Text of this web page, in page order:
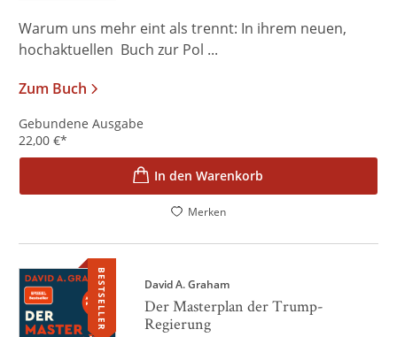
Warum uns mehr eint als trennt: In ihrem neuen,
hochaktuellen Buch zur Pol ...
Zum Buch
Gebundene Ausgabe
22,00 €*
In den Warenkorb
Merken
BESTSELLER David A. Graham
Der Masterplan der Trump-
Regierung